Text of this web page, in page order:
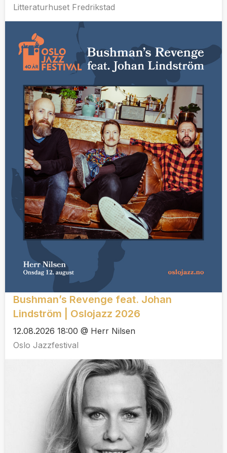
Litteraturhuset Fredrikstad
Bushman’s Revenge feat. Johan
Lindström | Oslojazz 2026
12.08.2026 18:00 @ Herr Nilsen
Oslo Jazzfestival